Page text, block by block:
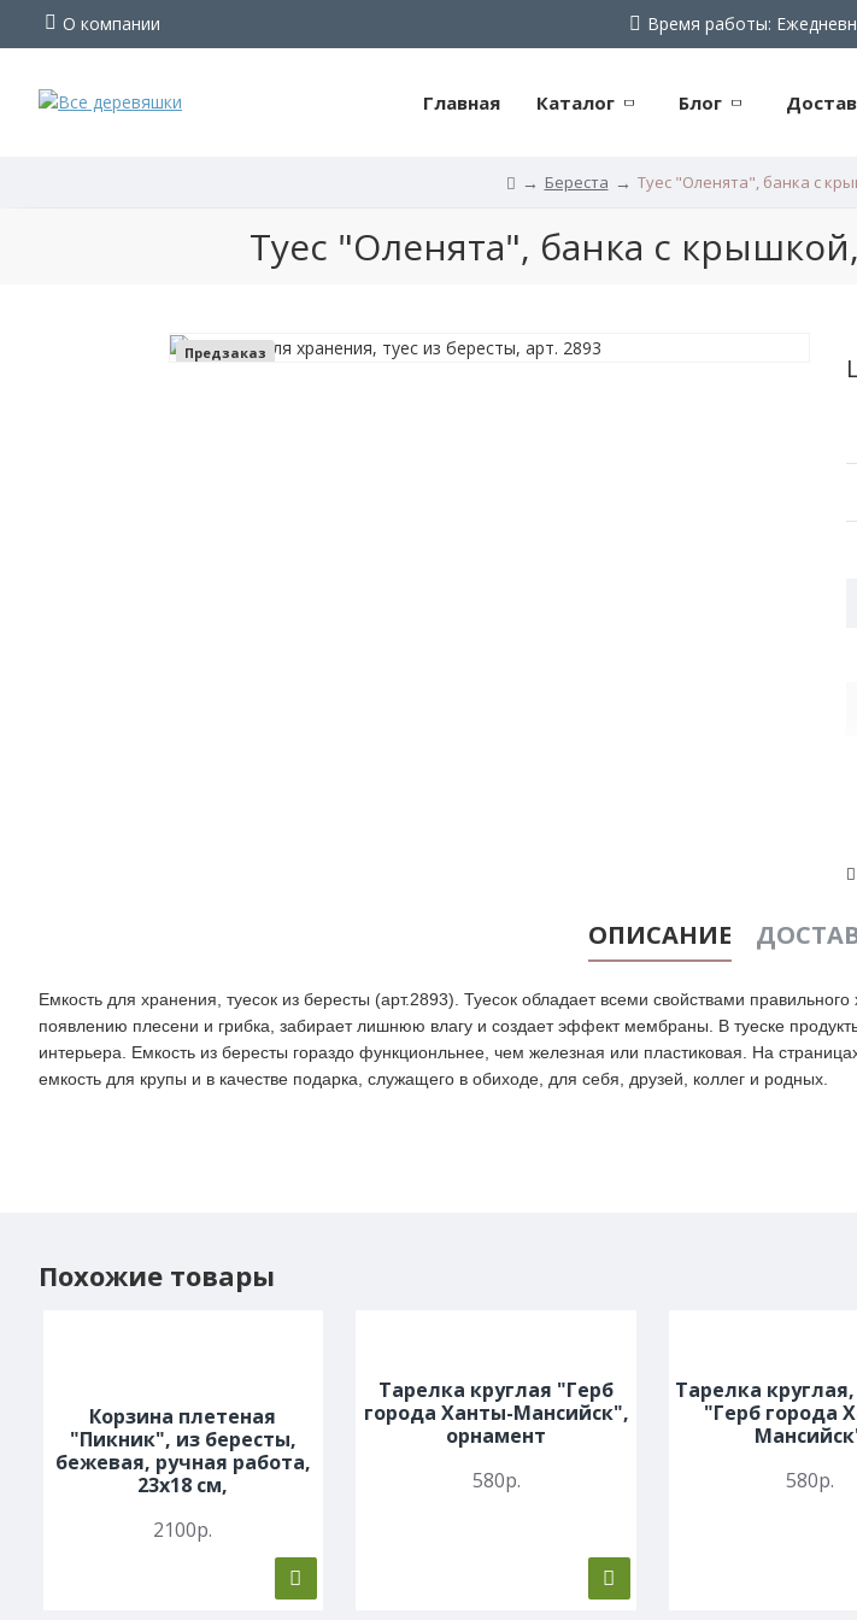
О компании Время работы:
Главная Каталог Блог
Береста Туес "Оленята", банка с
Туес "Оленята", банка с
Предзаказ
ОПИСАНИЕ
Емкость для хранения, туесок из бересты (арт.2893). Туесок обладает всеми свойствами
появлению плесени и грибка, забирает лишнюю влагу и создает эффект мембраны. В туеске
интерьера. Емкость из бересты гораздо функционльнее, чем железная или пластиковая. На
емкость для крупы и в качестве подарка, служащего в обиходе, для себя, друзей, коллег и родных.
Похожие товары
Корзина плетеная
"Пикник", из бересты,
бежевая, ручная работа,
23x18 см,
2100р.
Тарелка круглая "Герб
города Ханты-Мансийск",
орнамент
580р.
Тарелка
"Герб города
580р.